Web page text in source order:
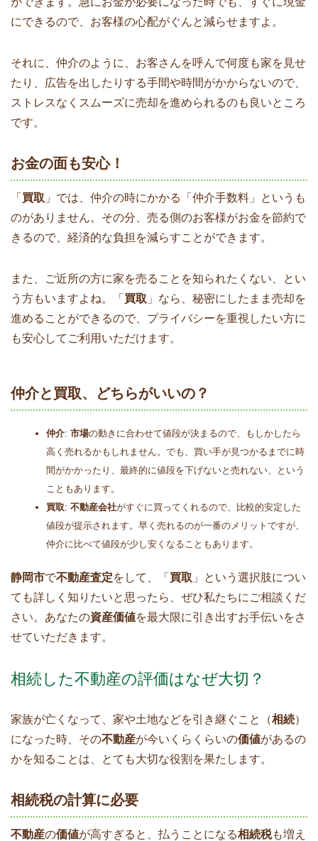
にできるので、お客様の心配がぐんと減らせますよ。
それに、仲介のように、お客さんを呼んで何度も家を見せ
たり、広告を出したりする手間や時間がかからないので、
ストレスなくスムーズに売却を進められるのも良いところ
です。
お金の面も安心！
「 買取 」では、仲介の時にかかる「仲介手数料」というも
のがありません。その分、売る側のお客様がお金を節約で
きるので、経済的な負担を減らすことができます。
また、ご近所の方に家を売ることを知られたくない、とい
う方もいますよね。「 買取 」なら、秘密にしたまま売却を
進めることができるので、プライバシーを重視したい方に
も安心してご利用いただけます。
仲介と買取、どちらがいいの？
仲介: 市場の動きに合わせて値段が決まるので、もしかしたら
高く売れるかもしれません。でも、買い手が見つかるまでに時
間がかかったり、最終的に値段を下げないと売れない、という
こともあります。
買取: 不動産会社がすぐに買ってくれるので、比較的安定した
値段が提示されます。早く売れるのが一番のメリットですが、
仲介に比べて値段が少し安くなることもあります。
静岡市で不動産査定をして、「 買取 」という選択肢につい
ても詳しく知りたいと思ったら、ぜひ私たちにご相談くだ
さい。あなたの資産価値を最大限に引き出すお手伝いをさ
せていただきます。
相続した不動産の評価はなぜ大切？
家族が亡くなって、家や土地などを引き継ぐこと（相続）
になった時、その不動産が今いくらくらいの価値があるの
かを知ることは、とても大切な役割を果たします。
相続税の計算に必要
不動産の価値が高すぎると、払うことになる相続税も増え